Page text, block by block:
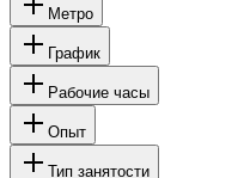
Метро
График
Рабочие часы
Опыт
Тип занятости